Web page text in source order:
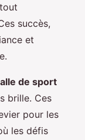
succès,
et
de sport
brille. Ces
pour les
les défis